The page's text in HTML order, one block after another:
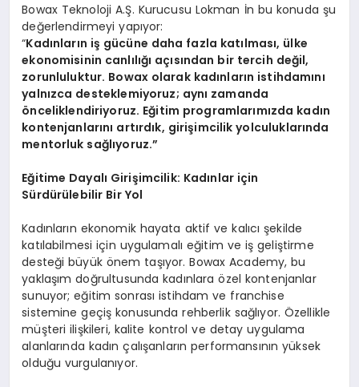
Bowax Teknoloji A.Ş. Kurucusu Lokman İn bu konuda şu
değerlendirmeyi yapıyor:
“Kadınların iş gücüne daha fazla katılması, ülke
ekonomisinin canlılığı açısından bir tercih değil,
zorunluluktur. Bowax olarak kadınların istihdamını
yalnızca desteklemiyoruz; aynı zamanda
önceliklendiriyoruz. Eğitim programlarımızda kadın
kontenjanlarını artırdık, girişimcilik yolculuklarında
mentorluk sağlıyoruz.”
Eğitime Dayalı Girişimcilik: Kadınlar için
Sürdürülebilir Bir Yol
Kadınların ekonomik hayata aktif ve kalıcı şekilde
katılabilmesi için uygulamalı eğitim ve iş geliştirme
desteği büyük önem taşıyor. Bowax Academy, bu
yaklaşım doğrultusunda kadınlara özel kontenjanlar
sunuyor; eğitim sonrası istihdam ve franchise
sistemine geçiş konusunda rehberlik sağlıyor. Özellikle
müşteri ilişkileri, kalite kontrol ve detay uygulama
alanlarında kadın çalışanların performansının yüksek
olduğu vurgulanıyor.